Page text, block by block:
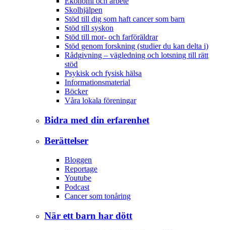
Skolhjälpen
Stöd till dig som haft cancer som barn
Stöd till syskon
Stöd till mor- och farföräldrar
Stöd genom forskning (studier du kan delta i)
Rådgivning – vägledning och lotsning till rätt
stöd
Psykisk och fysisk hälsa
Informationsmaterial
Böcker
Våra lokala föreningar
Bidra med din erfarenhet
Berättelser
Bloggen
Reportage
Youtube
Podcast
Cancer som tonåring
När ett barn har dött